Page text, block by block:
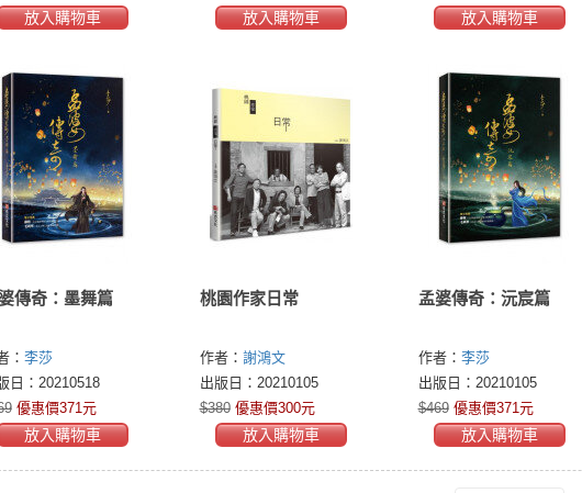
放入購物車 放入購物車 放入購物車
傳奇：墨舞篇
： 李莎
日：20210518
優惠價371元
放入購物車
桃園作家日常
作者： 謝鴻文
出版日：20210105
$380 優惠價300元
放入購物車
孟婆傳奇：沅宸篇
作者： 李莎
出版日：20210105
$469 優惠價371元
放入購物車